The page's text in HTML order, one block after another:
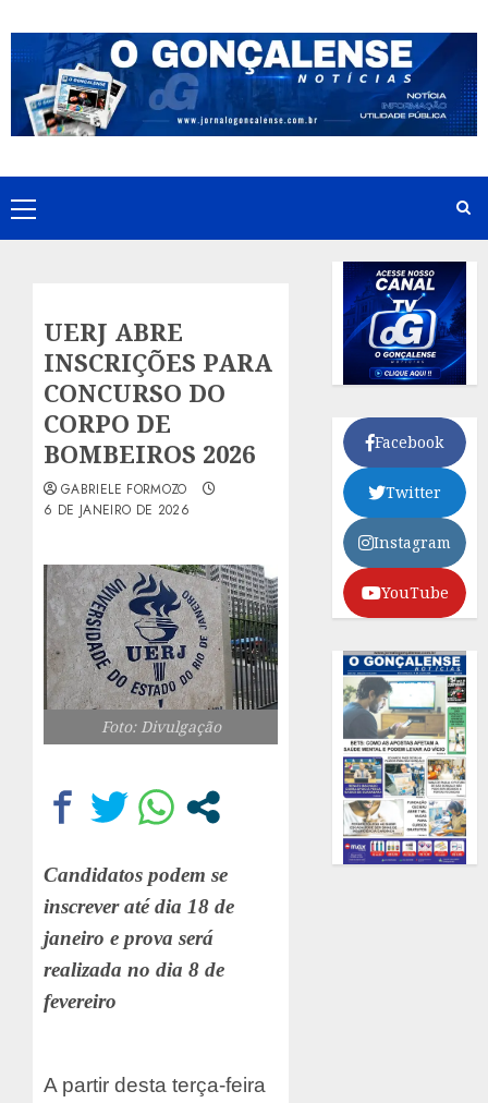
to
content
Primary
Menu
UERJ ABRE
INSCRIÇÕES PARA
CONCURSO DO
CORPO DE
BOMBEIROS 2026
GABRIELE FORMOZO
6 DE JANEIRO DE 2026
Foto: Divulgação
Candidatos podem se
inscrever até dia 18 de
janeiro e prova será
realizada no dia 8 de
fevereiro
A partir desta terça-feira
Facebook
Twitter
Instagram
YouTube